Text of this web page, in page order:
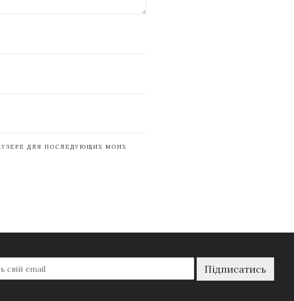
ДЛЯ ПОСЛЕДУЮЩИХ МОИХ
Підписатись